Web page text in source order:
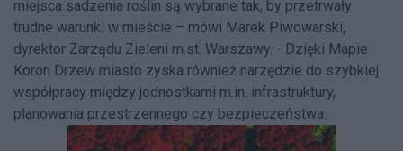
miejsca sadzenia roślin są wybrane tak, by przetrwały
trudne warunki w mieście – mówi Marek Piwowarski,
dyrektor Zarządu Zieleni m.st. Warszawy. - Dzięki Mapie
Koron Drzew miasto zyska również narzędzie do szybkiej
współpracy między jednostkami m.in. infrastruktury,
planowania przestrzennego czy bezpieczeństwa.